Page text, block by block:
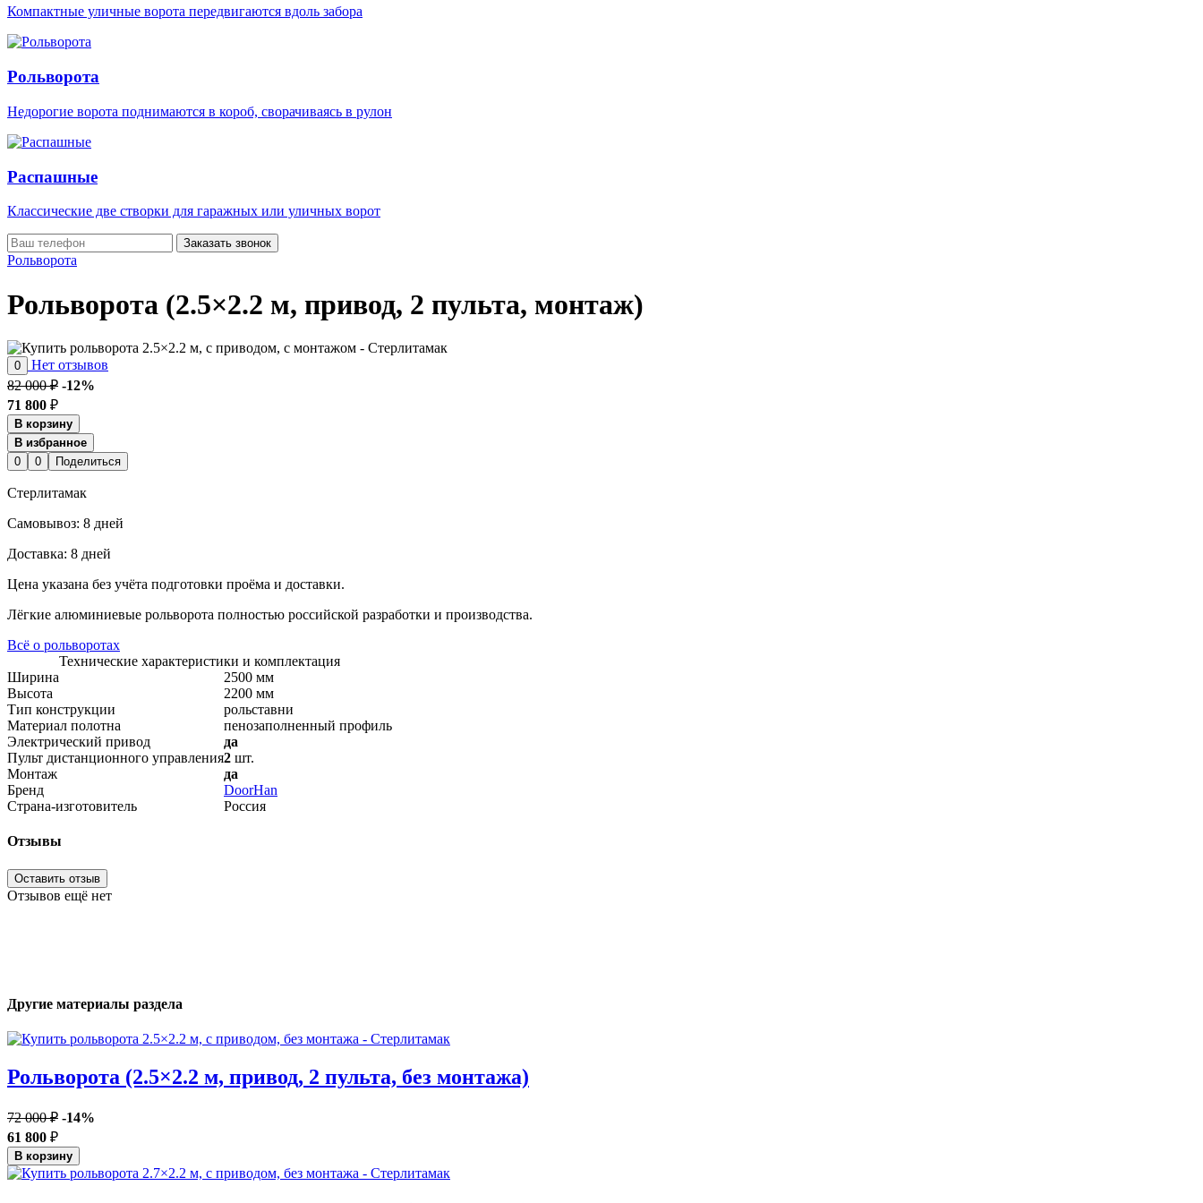
Компактные уличные ворота передвигаются вдоль забора
Рольворота
Недорогие ворота поднимаются в короб, сворачиваясь в рулон
Распашные
Классические две створки для гаражных или уличных ворот
Заказать звонок
Рольворота
Рольворота (2.5×2.2 м, привод, 2 пульта, монтаж)
0
Нет отзывов
82 000 ₽ -12%
71 800 ₽
В корзину
В избранное
0
0 Поделиться
Стерлитамак
Cамовывоз: 8 дней
Доставка: 8 дней
Цена указана без учёта подготовки проёма и доставки.
Лёгкие алюминиевые рольворота полностью российской разработки и производства.
Всё о рольворотах
Технические характеристики и комплектация
Ширина
2500 мм
Высота
2200 мм
Тип конструкции
рольставни
Материал полотна
пенозаполненный профиль
Электрический привод
да
Пульт дистанционного управления2 шт.
Монтаж
да
Бренд
DoorHan
Страна-изготовитель
Россия
Отзывы
Оставить отзыв
Отзывов ещё нет
Другие материалы раздела
Рольворота (2.5×2.2 м, привод, 2 пульта, без монтажа)
72 000 ₽ -14%
61 800 ₽
В корзину